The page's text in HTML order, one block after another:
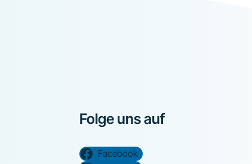
Folge uns auf
Facebook